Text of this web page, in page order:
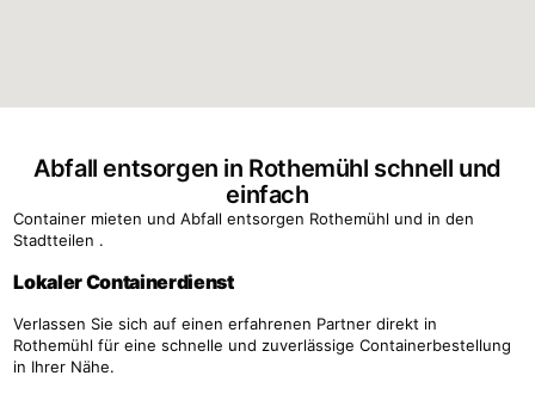
Abfall entsorgen in Rothemühl schnell und
einfach
Container mieten und Abfall entsorgen Rothemühl und in den
Stadtteilen .
Lokaler Containerdienst
Verlassen Sie sich auf einen erfahrenen Partner direkt in
Rothemühl für eine schnelle und zuverlässige Containerbestellung
in Ihrer Nähe.